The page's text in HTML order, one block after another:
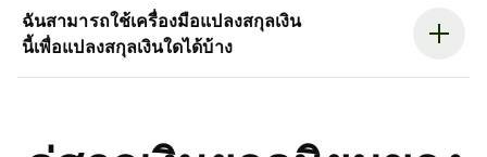
ฉันสามารถใช้เครื่องมือแปลงสกุลเงิน
นี้เพื่อแปลงสกุลเงินใดได้บ้าง